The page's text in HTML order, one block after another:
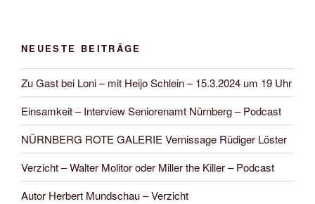
NEUESTE BEITRÄGE
Zu Gast bei Loni – mit Heijo Schlein – 15.3.2024 um 19 Uhr
Einsamkeit – Interview Seniorenamt Nürnberg – Podcast
NÜRNBERG ROTE GALERIE Vernissage Rüdiger Löster
Verzicht – Walter Molitor oder Miller the Killer – Podcast
Autor Herbert Mundschau – Verzicht